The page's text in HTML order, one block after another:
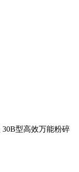
型高效万能粉碎